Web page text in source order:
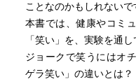
ことなのかもしれないで
本書では、健康やコミ
「笑い」を、実験を通
ジョークで笑うにはオ
ゲラ笑い」の違いとは？